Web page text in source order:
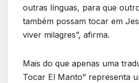
outras línguas, para que
também possam tocar em
viver milagres”, afirma.
Mais do que apenas uma
Tocar El Manto” representa